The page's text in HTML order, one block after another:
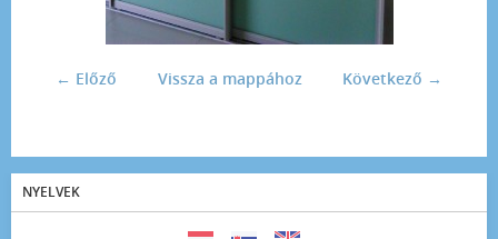
← Előző Következő →
Vissza a mappához
NYELVEK